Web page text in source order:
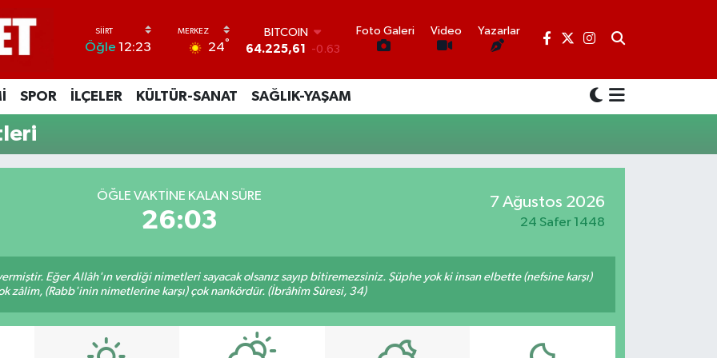
Öğle 12:23 24°
BITCOIN
64.225,61
-0.63
47,7143 0.16
EURO
55,0317 -0.02
GRAM ALTIN
Foto Galeri Video Yazarlar
SPOR İLÇELER KÜLTÜR-SANAT SAĞLIK-YAŞAM
ÖĞLE VAKTINE KALAN SÜRE
26:02
7 Ağustos 2026
24 Safer 1448
Eğer Allâh'ın verdiği nimetleri sayacak olsanız sayıp bitiremezsiniz. Şüphe yok ki insan elbette (nefsine karşı)
zâlim, (Rabb'inin nimetlerine karşı) çok nankördür. (İbrâhîm Sûresi, 34)